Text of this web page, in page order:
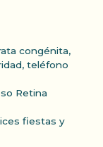
congénita,
, teléfono
Retina
fiestas y